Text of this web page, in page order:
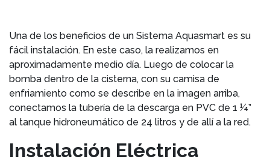
Una de los beneficios de un Sistema Aquasmart es su
fácil instalación. En este caso, la realizamos en
aproximadamente medio día. Luego de colocar la
bomba dentro de la cisterna, con su camisa de
enfriamiento como se describe en la imagen arriba,
conectamos la tubería de la descarga en PVC de 1 ¼”
al tanque hidroneumático de 24 litros y de allí a la red.
Instalación Eléctrica